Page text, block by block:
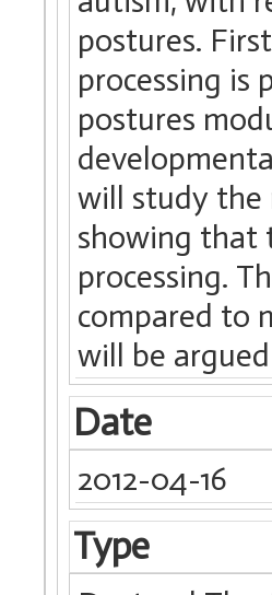
postures.
processing is
postures
will study the
showing that
processing.
compared to
will be
Date
2012-04-16
Type